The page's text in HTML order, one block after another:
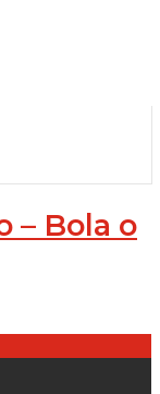
– Bola o